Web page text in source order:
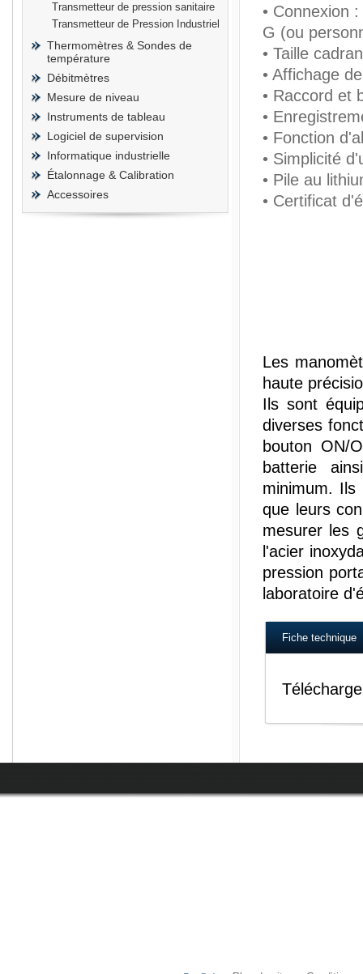
Transmetteur de pression sanitaire
Transmetteur de Pression Industriel
Thermomètres & Sondes de
température
Débitmètres
Mesure de niveau
Instruments de tableau
Logiciel de supervision
Informatique industrielle
Étalonnage & Calibration
Accessoires
• Connexion
G (ou
• Taille
• Affichage
• Raccord et
•
• Fonction
• Simplicité
• Pile au
• Certificat
Les
haute
Ils sont
diverses
bouton ON/
batterie
minimum.
que leurs
mesurer les
l'acier
pression
laboratoire
Fiche technique